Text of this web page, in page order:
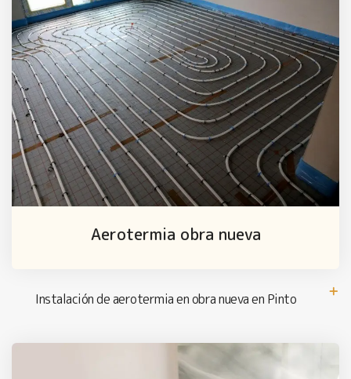
Aerotermia obra nueva
Instalación de aerotermia en obra nueva en Pinto